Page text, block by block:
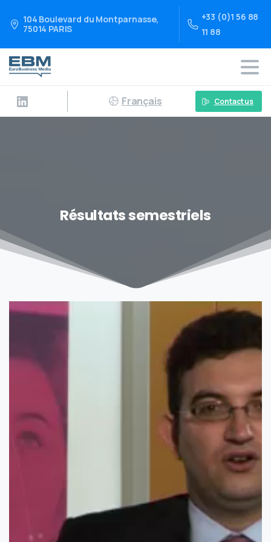
104 Boulevard du Montparnasse,
75014 PARIS
+33 (0)1 56 88
11 88
Français Contact us
Résultats semestriels